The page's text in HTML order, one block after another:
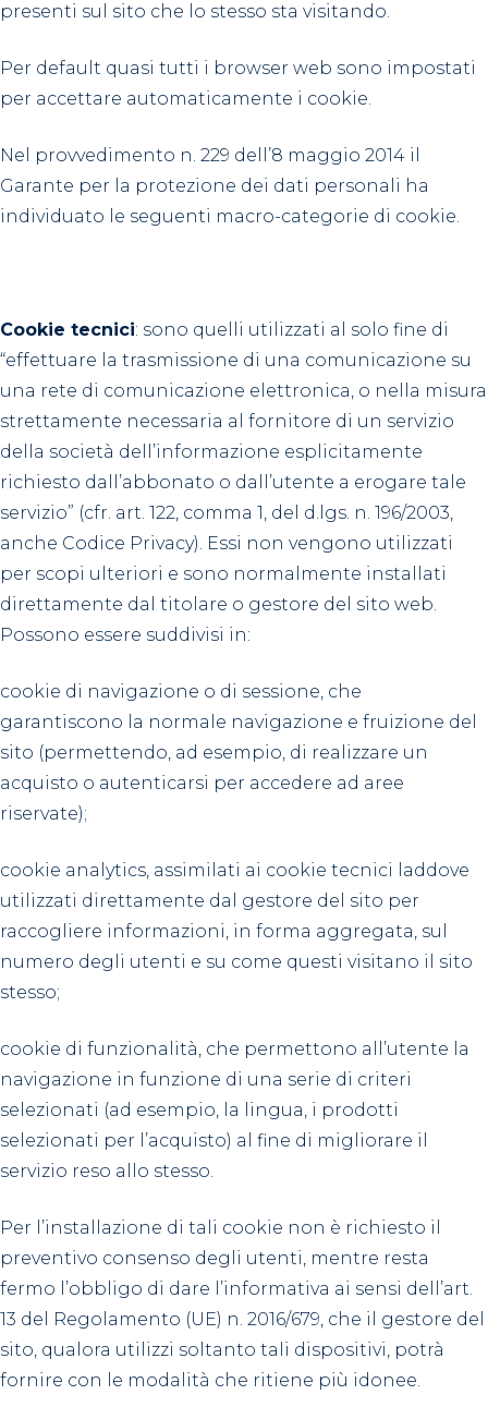
presenti sul sito che lo stesso sta visitando.
Per default quasi tutti i browser web sono impostati
per accettare automaticamente i cookie.
Nel provvedimento n. 229 dell’8 maggio 2014 il
Garante per la protezione dei dati personali ha
individuato le seguenti macro-categorie di cookie.
Cookie tecnici: sono quelli utilizzati al solo fine di
“effettuare la trasmissione di una comunicazione su
una rete di comunicazione elettronica, o nella misura
strettamente necessaria al fornitore di un servizio
della società dell’informazione esplicitamente
richiesto dall’abbonato o dall’utente a erogare tale
servizio” (cfr. art. 122, comma 1, del d.lgs. n. 196/2003,
anche Codice Privacy). Essi non vengono utilizzati
per scopi ulteriori e sono normalmente installati
direttamente dal titolare o gestore del sito web.
Possono essere suddivisi in:
cookie di navigazione o di sessione, che
garantiscono la normale navigazione e fruizione del
sito (permettendo, ad esempio, di realizzare un
acquisto o autenticarsi per accedere ad aree
riservate);
cookie analytics, assimilati ai cookie tecnici laddove
utilizzati direttamente dal gestore del sito per
raccogliere informazioni, in forma aggregata, sul
numero degli utenti e su come questi visitano il sito
stesso;
cookie di funzionalità, che permettono all’utente la
navigazione in funzione di una serie di criteri
selezionati (ad esempio, la lingua, i prodotti
selezionati per l’acquisto) al fine di migliorare il
servizio reso allo stesso.
Per l’installazione di tali cookie non è richiesto il
preventivo consenso degli utenti, mentre resta
fermo l’obbligo di dare l’informativa ai sensi dell’art.
13 del Regolamento (UE) n. 2016/679, che il gestore del
sito, qualora utilizzi soltanto tali dispositivi, potrà
fornire con le modalità che ritiene più idonee.